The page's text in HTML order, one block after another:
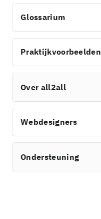
Glossarium
Praktijkvoorbeelden
Over all2all
Webdesigners
Ondersteuning